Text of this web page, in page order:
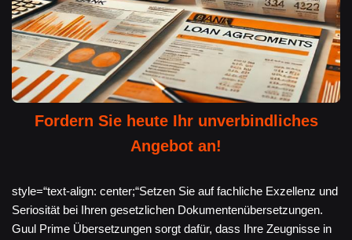
Fordern Sie heute Ihr unverbindliches
Angebot an!
style=“text-align: center;“Setzen Sie auf fachliche Exzellenz und
Seriosität bei Ihren gesetzlichen Dokumentenübersetzungen.
Guul Prime Übersetzungen sorgt dafür, dass Ihre Zeugnisse in